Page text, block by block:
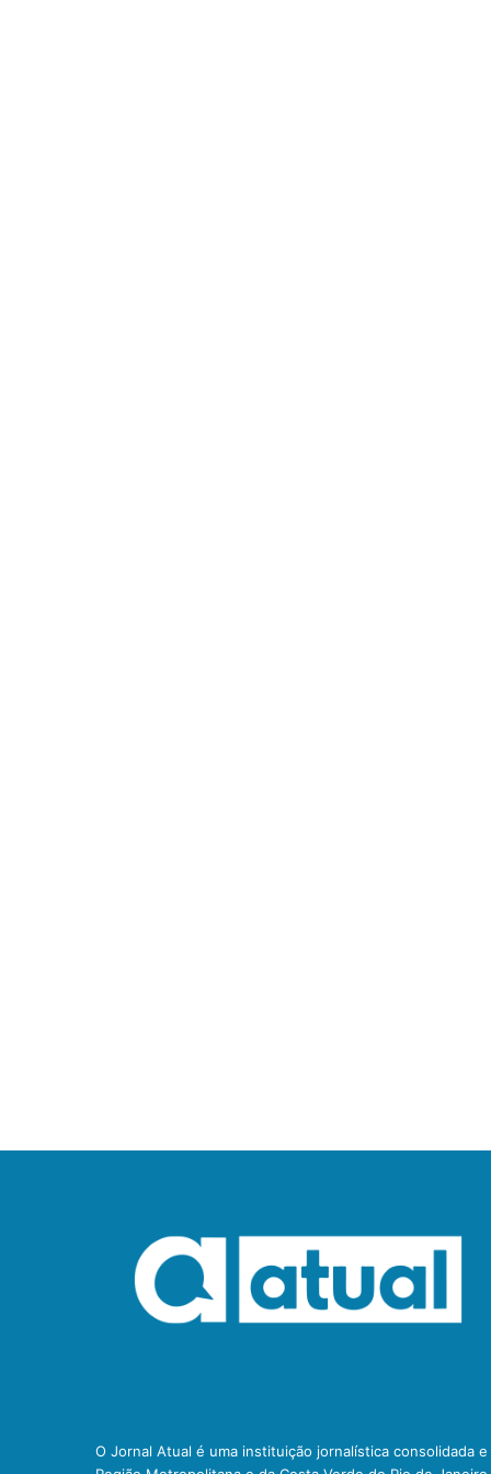
O Jornal Atual é uma instituição jornalística consolidada